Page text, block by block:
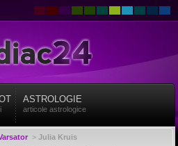
ASTROLOGIE
articole astrologice
> Julia Kruis